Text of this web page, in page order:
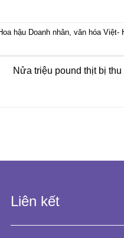
hậu Doanh nhân, văn hóa Việt-
Nửa triệu pound thịt bị
Liên kết